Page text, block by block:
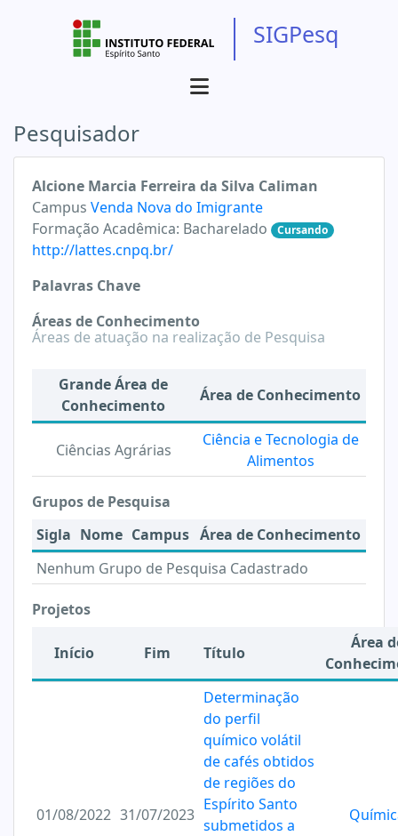
SIGPesq
Pesquisador
Alcione Marcia Ferreira da Silva Caliman
Campus Venda Nova do Imigrante
Formação Acadêmica: Bacharelado Cursando
http://lattes.cnpq.br/
Palavras Chave
Áreas de Conhecimento
Áreas de atuação na realização de Pesquisa
Grande Área de
Conhecimento
Área de Conhecimento
Ciências Agrárias
Ciência e Tecnologia de
Alimentos
Grupos de Pesquisa
Sigla Nome Campus Área de Conhecimento
Nenhum Grupo de Pesquisa Cadastrado
Projetos
Início Fim Título
Área
01/08/2022 31/07/2023
Determinação
do perfil
químico volátil
de cafés obtidos
de regiões do
Espírito Santo
submetidos a